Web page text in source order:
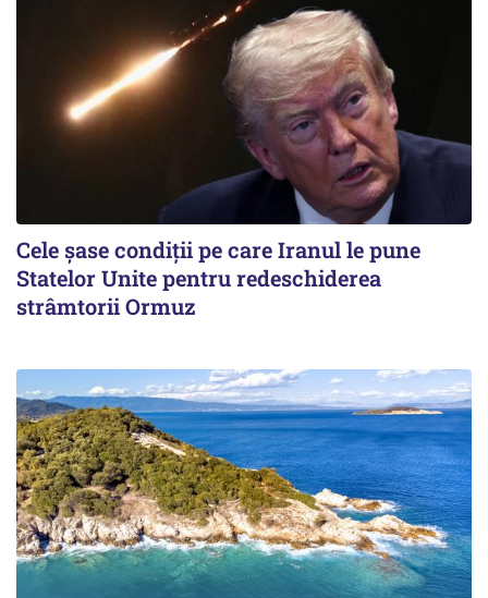
Cele șase condiții pe care Iranul le pune
Statelor Unite pentru redeschiderea
strâmtorii Ormuz